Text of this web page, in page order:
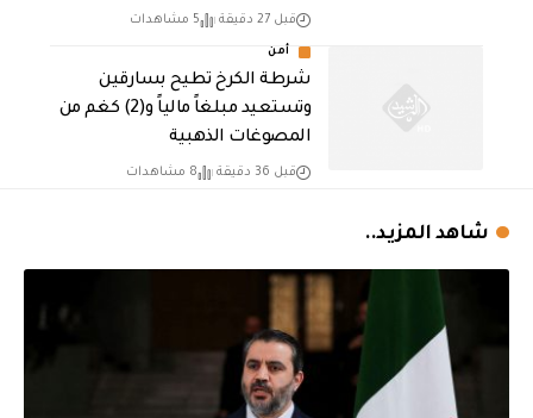
قبل 27 دقيقة 5 مشاهدات
أمن
شرطة الكرخ تطيح بسارقين
وتستعيد مبلغاً مالياً و(2) كغم من
المصوغات الذهبية
قبل 36 دقيقة 8 مشاهدات
شاهد المزيد..